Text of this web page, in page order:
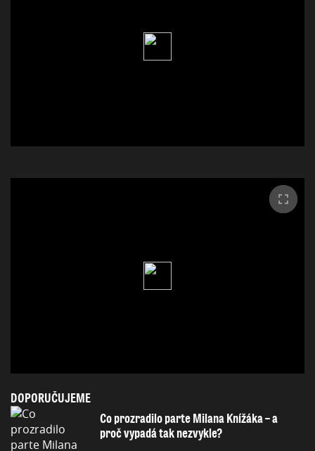
DOPORUČUJEME
Co prozradilo parte Milana Knížáka – a
proč vypadá tak nezvykle?